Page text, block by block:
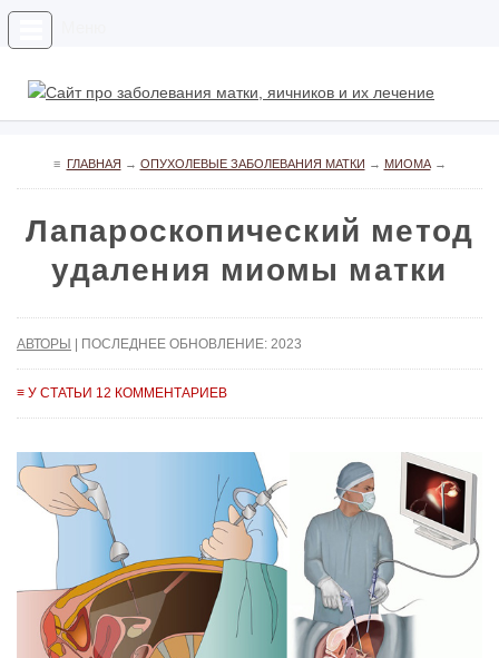
≡ ГЛАВНАЯ → ОПУХОЛЕВЫЕ ЗАБОЛЕВАНИЯ МАТКИ → МИОМА→
Лапароскопический метод
удаления миомы матки
АВТОРЫ | ПОСЛЕДНЕЕ ОБНОВЛЕНИЕ: 2023
≡ У СТАТЬИ 12 КОММЕНТАРИЕВ